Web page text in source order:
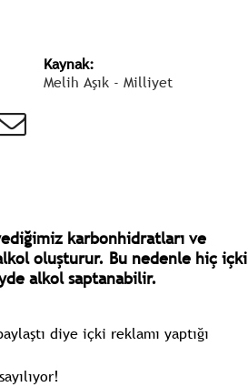
Kaynak:
Melih Aşık - Milliyet
karbonhidratları ve
oluşturur. Bu nedenle hiç içki
alkol saptanabilir.
diye içki reklamı yaptığı